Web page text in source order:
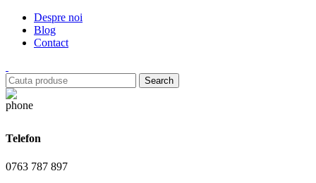
Despre noi
Blog
Contact
Search
Telefon
0763 787 897